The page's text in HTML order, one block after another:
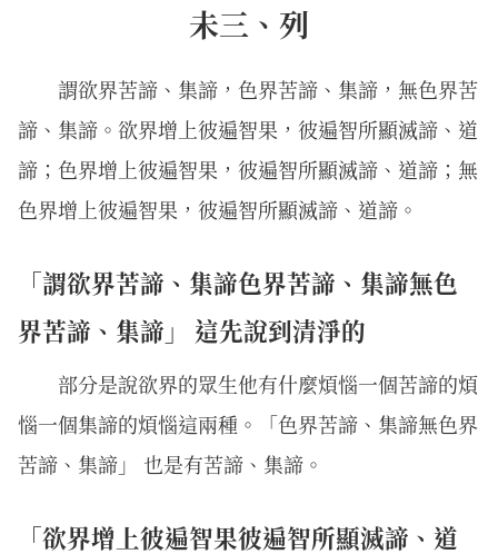
未三、列
謂欲界苦諦、集諦，色界苦諦、集諦，無色界苦
諦、集諦。欲界增上彼遍智果，彼遍智所顯滅諦、道
諦；色界增上彼遍智果，彼遍智所顯滅諦、道諦；無
色界增上彼遍智果，彼遍智所顯滅諦、道諦。
「謂欲界苦諦、集諦色界苦諦、集諦無色
界苦諦、集諦」 這先說到清淨的
部分是說欲界的眾生他有什麼煩惱一個苦諦的煩
惱一個集諦的煩惱這兩種。「色界苦諦、集諦無色界
苦諦、集諦」 也是有苦諦、集諦。
「欲界增上彼遍智果彼遍智所顯滅諦、道